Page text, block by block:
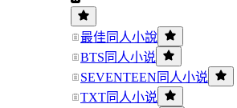
最佳同人小說
BTS同人小说
SEVENTEEN同人小说
TXT同人小说